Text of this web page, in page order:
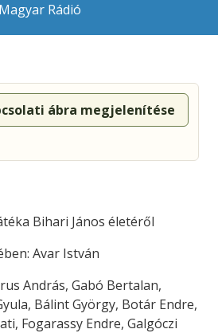
Magyar Rádió
ábra megjelenítése
Bihari János életéről
Avar István
András, Gabó Bertalan,
Bálint György, Botár Endre,
Fogarassy Endre, Galgóczi